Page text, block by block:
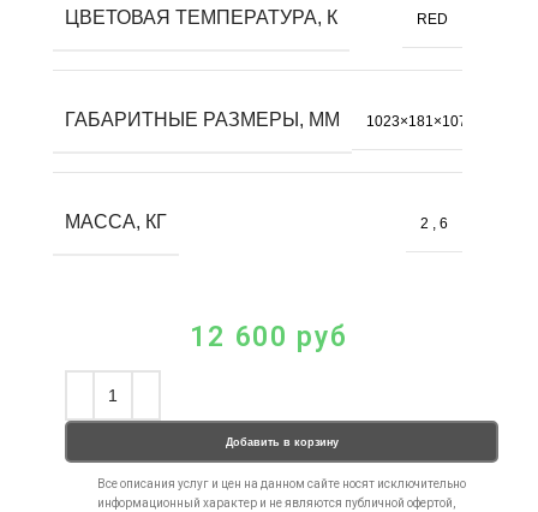
ЦВЕТОВАЯ ТЕМПЕРАТУРА, К RED
ГАБАРИТНЫЕ РАЗМЕРЫ, ММ 1023×181×107
МАССА, КГ 2 , 6
12 600 руб
Добавить в корзину
Все описания услуг и цен на данном сайте носят исключительно
информационный характер и не являются публичной офертой,